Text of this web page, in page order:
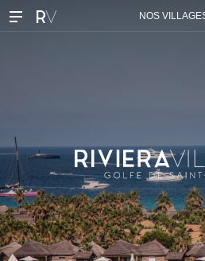
NOS